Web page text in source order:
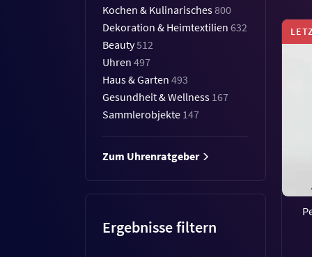
Kochen & Kulinarisches800
Dekoration & Heimtextilien 632
Beauty512
Uhren 497
Haus & Garten 493
Gesundheit & Wellness 167
Sammlerobjekte 147
Zum Uhrenratgeber
Ergebnisse filtern